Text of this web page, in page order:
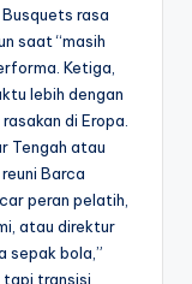
Busquets rasa
saat “masih
Ketiga,
lebih dengan
di Eropa.
Tengah atau
Barca
peran pelatih,
atau direktur
sepak bola,”
tapi transisi